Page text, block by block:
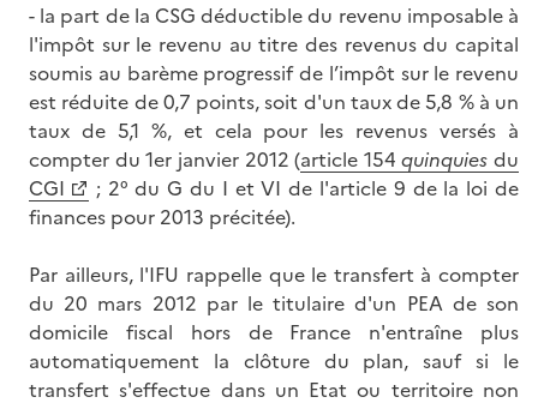
- la part de la CSG déductible du revenu imposable à
l'impôt sur le revenu au titre des revenus du capital
soumis au barème progressif de l’impôt sur le revenu
est réduite de 0,7 points, soit d'un taux de 5,8 % à un
taux de 5,1 %, et cela pour les revenus versés à
compter du 1er janvier 2012 (article 154quinquies du
CGI
; 2° du G du I et VI de l'article 9 de la loi de
finances pour 2013 précitée).
Par ailleurs, l'IFU rappelle que le transfert à compter
du 20 mars 2012 par le titulaire d'un PEA de son
domicile fiscal hors de France n'entraîne plus
automatiquement la clôture du plan, sauf si le
transfert s'effectue dans un Etat ou territoire non